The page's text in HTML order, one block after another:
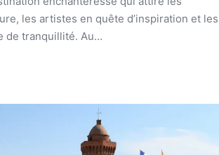
les artistes en quête d’inspiration et les
de tranquillité. Au…